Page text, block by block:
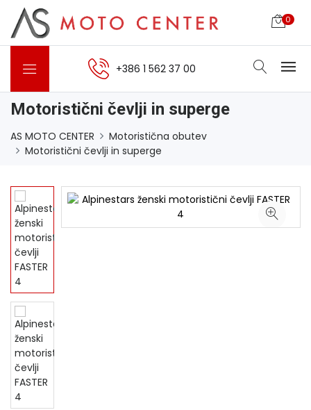
0
+386 1 562 37 00
Motoristični čevlji in superge
AS MOTO CENTER
Motoristična obutev
Motoristični čevlji in superge